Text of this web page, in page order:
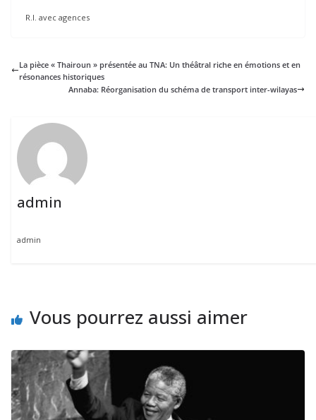
R.I. avec agences
La pièce « Thairoun » présentée au TNA: Un théâtral riche en émotions et en
résonances historiques
Annaba: Réorganisation du schéma de transport inter-wilayas
admin
admin
Vous pourrez aussi aimer